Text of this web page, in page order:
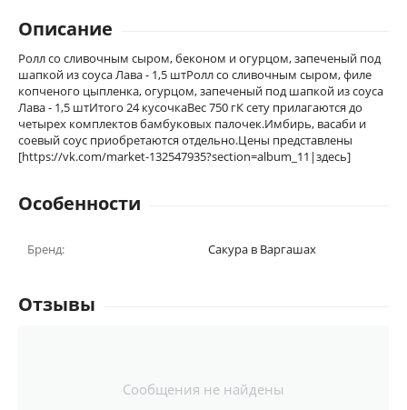
Описание
Ролл со сливочным сыром, беконом и огурцом, запеченый под
шапкой из соуса Лава - 1,5 штРолл со сливочным сыром, филе
копченого цыпленка, огурцом, запеченый под шапкой из соуса
Лава - 1,5 штИтого 24 кусочкаВес 750 гК сету прилагаются до
четырех комплектов бамбуковых палочек.Имбирь, васаби и
соевый соус приобретаются отдельно.Цены представлены
[https://vk.com/market-132547935?section=album_11|здесь]
Особенности
Бренд: Сакура в Варгашах
Отзывы
Сообщения не найдены